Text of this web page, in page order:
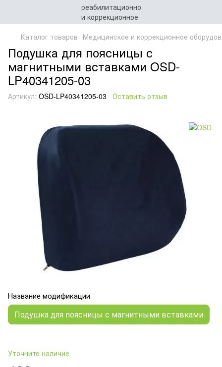
Каталог товаров Медицинское и коррекционное
Подушка для поясницы с
магнитными вставками OSD-
LP40341205-03
Артикул: OSD-LP40341205-03 Оставить отзыв
Название модификации
Подушка для поясницы с магнитными вставками
Уточните наличие